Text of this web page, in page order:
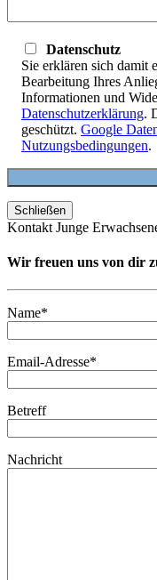
Datenschutz
Sie erklären sich damit
Bearbeitung Ihres
Informationen und
Datenschutzerklärung.
geschützt. Google
Nutzungsbedingungen.
Schließen
Kontakt Junge
Wir freuen uns von dir
Name*
Email-Adresse*
Betreff
Nachricht